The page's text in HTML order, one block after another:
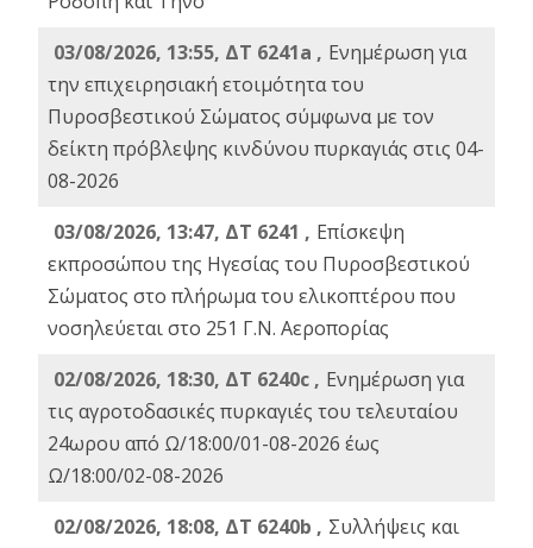
03/08/2026, 13:55, ΔΤ 6241a , Ενημέρωση για
την επιχειρησιακή ετοιμότητα του
Πυροσβεστικού Σώματος σύμφωνα με τον
δείκτη πρόβλεψης κινδύνου πυρκαγιάς στις 04-
08-2026
03/08/2026, 13:47, ΔΤ 6241 , Επίσκεψη
εκπροσώπου της Ηγεσίας του Πυροσβεστικού
Σώματος στο πλήρωμα του ελικοπτέρου που
νοσηλεύεται στο 251 Γ.Ν. Αεροπορίας
02/08/2026, 18:30, ΔΤ 6240c , Ενημέρωση για
τις αγροτοδασικές πυρκαγιές του τελευταίου
24ωρου από Ω/18:00/01-08-2026 έως
Ω/18:00/02-08-2026
02/08/2026, 18:08, ΔΤ 6240b , Συλλήψεις και